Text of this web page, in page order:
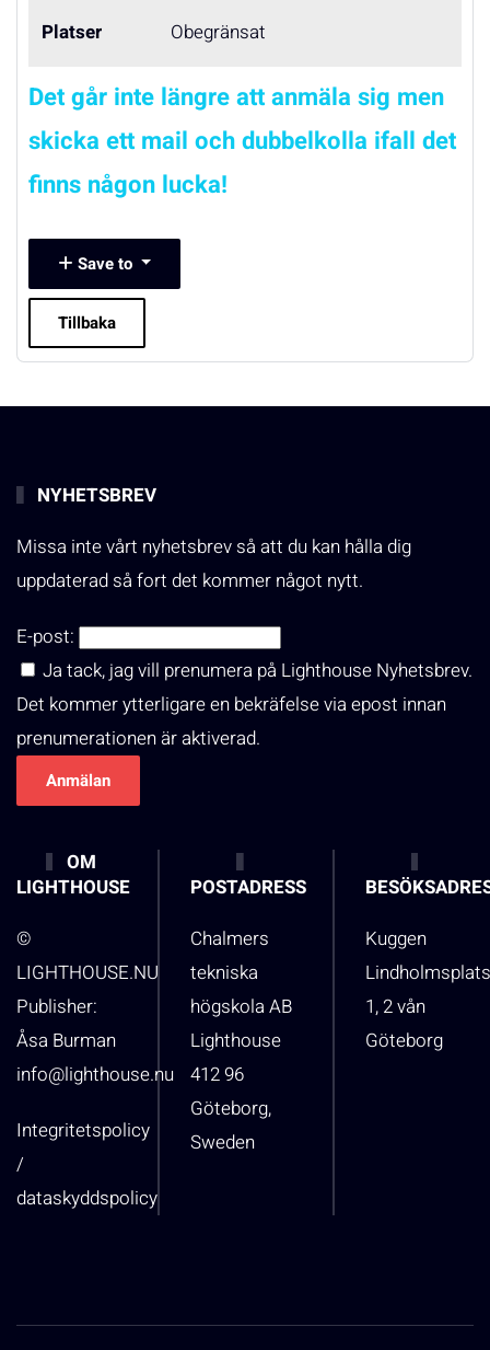
Platser Obegränsat
Det går inte längre att anmäla sig men
skicka ett mail och dubbelkolla ifall det
finns någon lucka!
Save to
Tillbaka
NYHETSBREV
Missa inte vårt nyhetsbrev så att du kan hålla dig
uppdaterad så fort det kommer något nytt.
E-post:
Ja tack, jag vill prenumera på Lighthouse Nyhetsbrev.
Det kommer ytterligare en bekräfelse via epost innan
prenumerationen är aktiverad.
OM
LIGHTHOUSE
©
LIGHTHOUSE.NU
Publisher:
Åsa Burman
info@lighthouse.nu
Integritetspolicy
/
dataskyddspolicy
POSTADRESS
Chalmers
tekniska
högskola AB
Lighthouse
412 96
Göteborg,
Sweden
Kuggen
1, 2 vån
Göteborg